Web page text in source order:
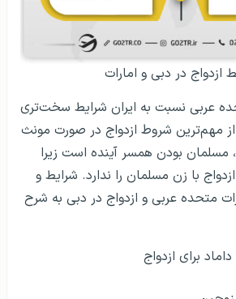
ازدواج در دبی و امارات
عربی نسبت به ایران شرایط سخت‌تری
از مهم‌ترین شروط ازدواج در صورت مونث
بودن همسر آینده است زیرا
با زن مسلمان را ندارد. شرایط و
متحده عربی و ازدواج در دبی به شرح
برای ازدواج